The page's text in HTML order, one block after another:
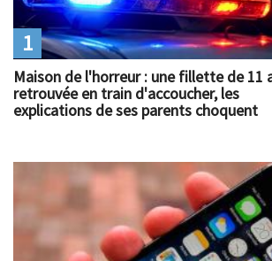
Maison de l'horreur : une fillette de 11
retrouvée en train d'accoucher, les
explications de ses parents choquent
1